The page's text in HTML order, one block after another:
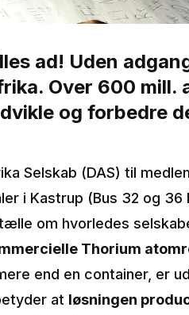
ad! Uden
Over 600 mill.
og forbedre
Selskab (DAS) til
i Kastrup (Bus 32 og
om hvorledes
Thorium
end en container, er
at løsningen